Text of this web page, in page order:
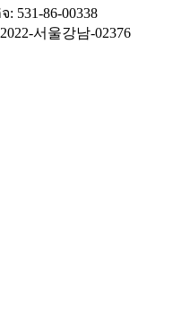
531-86-00338
서울강남-02376